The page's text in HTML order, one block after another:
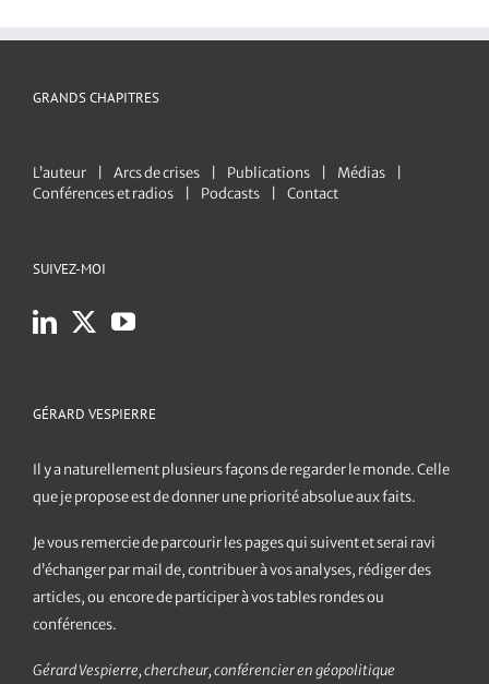
GRANDS CHAPITRES
L’auteur Arcs de crises Publications
Médias
Conférences et radios
Podcasts Contact
SUIVEZ-MOI
GÉRARD VESPIERRE
Il y a naturellement plusieurs façons de regarder le monde. Celle
que je propose est de donner une priorité absolue aux faits.
Je vous remercie de parcourir les pages qui suivent et serai ravi
d’échanger par mail de, contribuer à vos analyses, rédiger des
articles, ou encore de participer à vos tables rondes ou
conférences.
Gérard Vespierre, chercheur, conférencier en géopolitique